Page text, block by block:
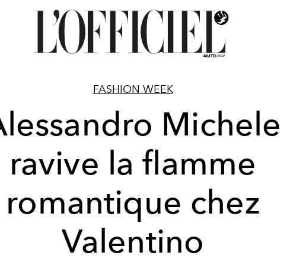
FASHION WEEK
Michele
ravive la flamme
romantique chez
Valentino